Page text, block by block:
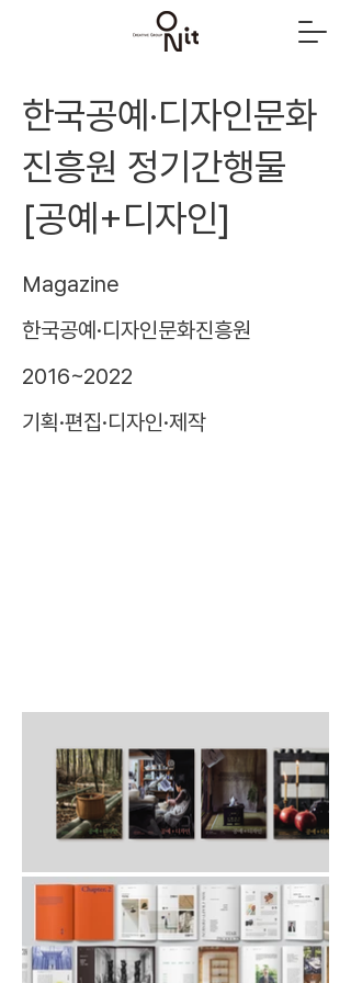
한국공예·디자인문화
진흥원 정기간행물
[공예+디자인]
Magazine
한국공예·디자인문화진흥원
2016~2022
기획·편집·디자인·제작